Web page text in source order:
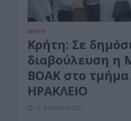
ΚΡΗΤΗ
Κρήτη: Σε
διαβούλευση η
ΒΟΑΚ στο τμήμα
ΗΡΑΚΛΕΙΟ
12 Αυγούστου 2021